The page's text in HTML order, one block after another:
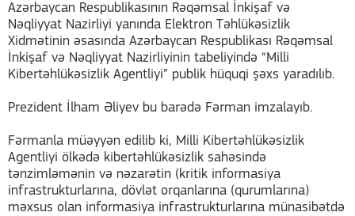
Azərbaycan Respublikasının Rəqəmsal İnkişaf və
Nəqliyyat Nazirliyi yanında Elektron Təhlükəsizlik
Xidmətinin əsasında Azərbaycan Respublikası Rəqəmsal
İnkişaf və Nəqliyyat Nazirliyinin tabeliyində “Milli
Kibertəhlükəsizlik Agentliyi” publik hüquqi şəxs yaradılıb.
Prezident İlham Əliyev bu barədə Fərman imzalayıb.
Fərmanla müəyyən edilib ki, Milli Kibertəhlükəsizlik
Agentliyi ölkədə kibertəhlükəsizlik sahəsində
tənzimləmənin və nəzarətin (kritik informasiya
infrastrukturlarına, dövlət orqanlarına (qurumlarına)
məxsus olan informasiya infrastrukturlarına münasibətdə